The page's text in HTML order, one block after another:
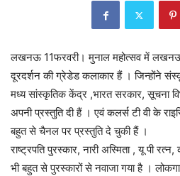
लखनऊ 11फरवरी। मुनाल महोत्सव में
दूरदर्शन की ग्रेडेड कलाकार हैं । जिन्होंने
मध्य सांस्कृतिक केंद्र ,भारत सरकार, सूचना
अपनी प्रस्तुति दी हैं । एवं कलर्स टी वी के
बहुत से चैनल पर प्रस्तुति दे चुकी हैं ।
राष्ट्रपति पुरस्कार, नारी अस्मिता , यू पी
भी बहुत से पुरस्कारों से नवाजा गया है ।